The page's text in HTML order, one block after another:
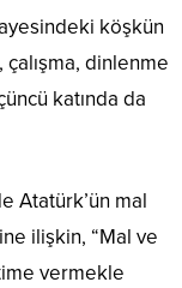
köşkün
dinlenme
katında da
Atatürk’ün mal
ilişkin, “Mal ve
vermekle